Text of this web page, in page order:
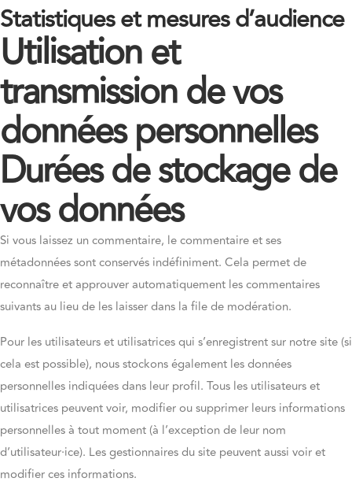
Statistiques et mesures d’audience
Utilisation et
transmission de vos
données personnelles
Durées de stockage de
vos données
Si vous laissez un commentaire, le commentaire et ses
métadonnées sont conservés indéfiniment. Cela permet de
reconnaître et approuver automatiquement les commentaires
suivants au lieu de les laisser dans la file de modération.
Pour les utilisateurs et utilisatrices qui s’enregistrent sur notre site (si
cela est possible), nous stockons également les données
personnelles indiquées dans leur profil. Tous les utilisateurs et
utilisatrices peuvent voir, modifier ou supprimer leurs informations
personnelles à tout moment (à l’exception de leur nom
d’utilisateur·ice). Les gestionnaires du site peuvent aussi voir et
modifier ces informations.